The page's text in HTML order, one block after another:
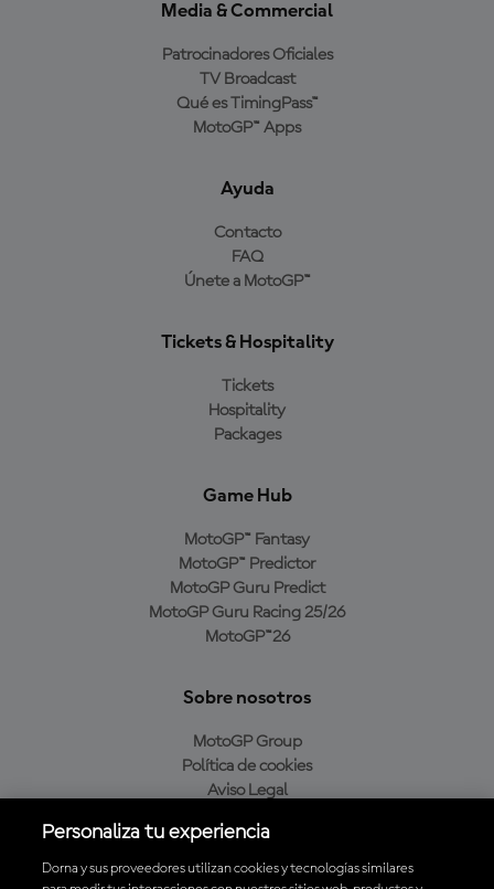
Media & Commercial
Patrocinadores Oficiales
TV Broadcast
Qué es TimingPass™
MotoGP™ Apps
Ayuda
Contacto
FAQ
Únete a MotoGP™
Tickets & Hospitality
Tickets
Hospitality
Packages
Game Hub
MotoGP™ Fantasy
MotoGP™ Predictor
MotoGP Guru Predict
MotoGP Guru Racing 25/26
MotoGP™26
Sobre nosotros
MotoGP Group
Política de cookies
Aviso Legal
Política de compra
Personaliza tu experiencia
Dorna y sus proveedores utilizan cookies y tecnologías similares